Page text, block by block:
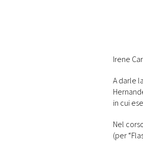
Irene
A darle
in cui
Nel
(per